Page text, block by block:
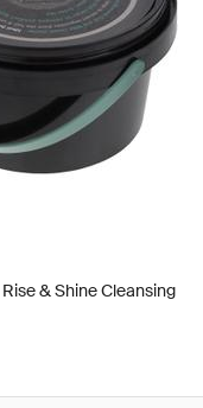
& Shine Cleansing